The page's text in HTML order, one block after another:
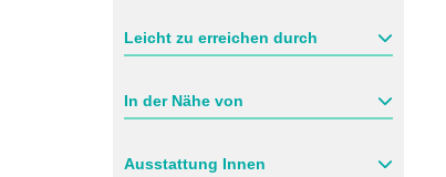
Preisreduziert
Privates Objekt in einem
Leicht zu erreichen durch
In der Nähe von
Ausstattung Innen